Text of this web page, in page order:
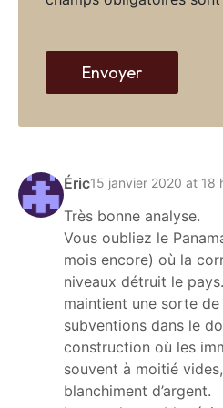
Éric15 janvier 2020 at 18
Très bonne analyse.
Vous oubliez le
mois encore) où la
niveaux détruit le
maintient une sorte
subventions dans le
construction où les
souvent à moitié
blanchiment d’argent.
w
b
Envoyer